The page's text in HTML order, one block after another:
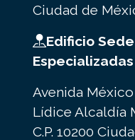
Ciudad de
Edificio
Especializadas
Avenida
Lídice Alcaldía
C.P. 10200